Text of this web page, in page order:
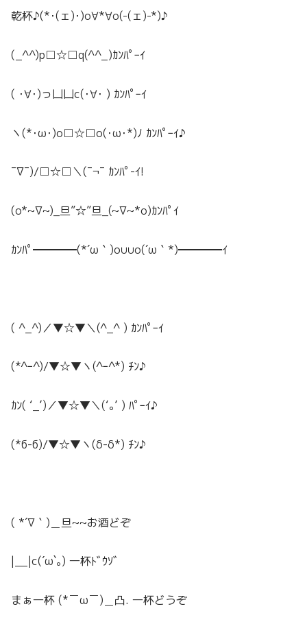
乾杯♪(*･(ェ)･)o∀*∀o(-(ェ)-*)♪
(_^^)p□☆□q(^^_)ｶﾝﾊﾟｰｲ
( ･∀･)っ凵凵c(･∀･ ) ｶﾝﾊﾟｰｲ
ヽ(*･ω･)o□☆□o(･ω･*)ﾉ ｶﾝﾊﾟｰｲ♪
¯∇¯)/□☆□＼(¯¬¯ ｶﾝﾊﾟ-ｲ!
(o*~∇~)_旦”☆”旦_(~∇~*o)ｶﾝﾊﾟｲ
ｶﾝﾊﾟ━━━━(*´ω｀)o∪∪o(´ω｀*)━━━━ｲ
( ^_^)／▼☆▼＼(^_^ ) ｶﾝﾊﾟｰｲ
(*^ｰ^)/▼☆▼ヽ(^ｰ^*) ﾁﾝ♪
ｶﾝ( ‘_’)／▼☆▼＼(‘｡’ ) ﾊﾟｰｲ♪
(*б-б)/▼☆▼ヽ(δ-δ*) ﾁﾝ♪
( *´∇｀)＿旦~~お酒どぞ
|__|c(´ω`｡) 一杯ﾄﾞｳｿﾞ
まぁ一杯 (*￣ω￣)＿凸. 一杯どうぞ